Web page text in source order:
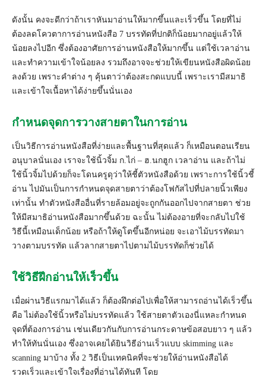
ดังนั้น คงจะดีกว่าถ้าเราหันมาอ่านให้มากขึ้นและเร็วขึ้น โดยที่ไม่
ต้องลดโควตาการอ่านหนังสือ 7 บรรทัดที่ปกติก็น้อยมากอยู่แล้วให้
น้อยลงไปอีก ซึ่งต้องอาศัยการอ่านหนังสือให้มากขึ้น แต่ใช้เวลาอ่าน
และทำความเข้าใจน้อยลง รวมถึงอาจจะช่วยให้เขียนหนังสือผิดน้อย
ลงด้วย เพราะคำต่าง ๆ คุ้นตาว่าต้องสะกดแบบนี้ เพราะเรามีสมาธิ
และเข้าใจเนื้อหาได้ง่ายขึ้นนั่นเอง
กำหนดจุดการวางสายตาในการอ่าน
เป็นวิธีการอ่านหนังสือที่ง่ายและพื้นฐานที่สุดแล้ว ก็เหมือนตอนเรียน
อนุบาลนั่นเอง เราจะใช้นิ้วจิ้ม ก.ไก่ – ฮ.นกฮูก เวลาอ่าน และถ้าไม่
ใช้นิ้วจิ้มไปด้วยก็จะโดนครูดุว่าให้ชี้ตัวหนังสือด้วย เพราะการใช้นิ้วชี้
อ่าน ไปมันเป็นการกำหนดจุดสายตาว่าต้องโฟกัสไปที่ปลายนิ้วเพียง
เท่านั้น ทำตัวหนังสืออื่นที่รายล้อมอยู่จะถูกกันออกไปจากสายตา ช่วย
ให้มีสมาธิอ่านหนังสือมากขึ้นด้วย ฉะนั้น ไม่ต้องอายที่จะกลับไปใช้
วิธีนี้เหมือนเด็กน้อย หรือถ้าให้ดูโตขึ้นอีกหน่อย จะเอาไม้บรรทัดมา
วางตามบรรทัด แล้วลากสายตาไปตามไม้บรรทัดก็ช่วยได้
ใช้วิธีฝึกอ่านให้เร็วขึ้น
เมื่อผ่านวิธีแรกมาได้แล้ว ก็ต้องฝึกต่อไปเพื่อให้สามารถอ่านได้เร็วขึ้น
คือ ไม่ต้องใช้นิ้วหรือไม่บรรทัดแล้ว ใช้สายตาตัวเองนี่แหละกำหนด
จุดที่ต้องการอ่าน เช่นเดียวกันกับการอ่านกระดาษข้อสอบยาว ๆ แล้ว
ทำให้ทันนั่นเอง ซึ่งอาจเคยได้ยินวิธีอ่านเร็วแบบ skimming และ
scanning มาบ้าง ทั้ง 2 วิธีเป็นเทคนิคที่จะช่วยให้อ่านหนังสือได้
รวดเร็วและเข้าใจเรื่องที่อ่านได้ทันที โดย